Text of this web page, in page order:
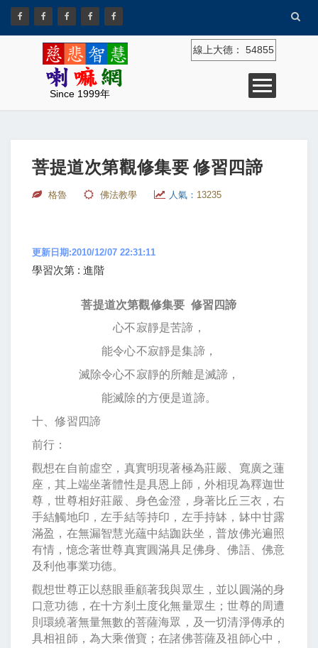
Since 1999年
線上大德： 54855
菩提道次第觀修集要 修習四諦
格魯 佛法教學 人氣： 13235
更新日期:2010/12/07 22:31:11
學習次第 : 進階
菩提道次第觀修集要 修習四諦
心不寂靜是苦諦，
能令心不寂靜是集諦，
滅除令心不寂靜的所離是滅諦，
能滅除的方便是道諦。
十、修習四諦
前行：
觀想在自前虛空，真實明現著極為莊嚴、寬廣之蓮
座，其上端坐著體性是具恩上師，外相現為釋迦世
尊，世尊相好莊嚴、身色金澄，身著比丘三衣，右
手結觸地印，左手結等持印，左手持缽，缽中甘露
滿盈，在無漏智慧光蘊中結跏趺坐，普放佛光遍照
有情，憶念著世尊真實圓滿具足佛身、佛語、佛意
及利他事業功德。
觀想世尊正以慈眼垂顧著我與眾生，並以圓滿的身
口意功德，在十方刹土度化無量眾生；世尊的周遭
則環繞著無量無數的菩薩海眾，及一切清淨傳承的
具相祖師，為大乘僧寶；在諸佛菩薩及祖師心中，